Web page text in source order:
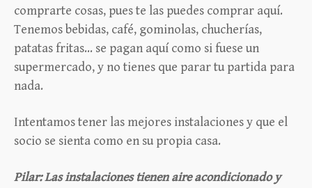
comprarte cosas, pues te las puedes comprar aquí.
Tenemos bebidas, café, gominolas, chucherías,
patatas fritas… se pagan aquí como si fuese un
supermercado, y no tienes que parar tu partida para
nada.
Intentamos tener las mejores instalaciones y que el
socio se sienta como en su propia casa.
Pilar: Las instalaciones tienen aire acondicionado y